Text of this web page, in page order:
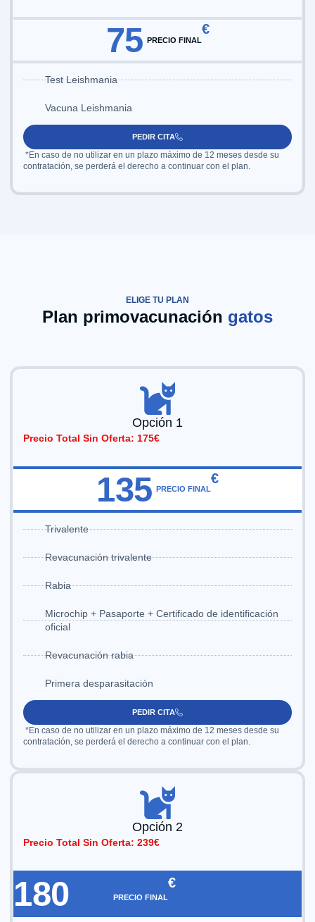
75 PRECIO FINAL
€
Test Leishmania
Vacuna Leishmania
PEDIR CITA
*En caso de no utilizar en un plazo máximo de 12 meses desde su
contratación, se perderá el derecho a continuar con el plan.
ELIGE TU PLAN
Plan primovacunación gatos
Opción 1
Precio Total Sin Oferta: 175€
135 PRECIO FINAL
€
Trivalente
Revacunación trivalente
Rabia
Microchip + Pasaporte + Certificado de identificación
oficial
Revacunación rabia
Primera desparasitación
PEDIR CITA
*En caso de no utilizar en un plazo máximo de 12 meses desde su
contratación, se perderá el derecho a continuar con el plan.
Opción 2
Precio Total Sin Oferta: 239€
180 PRECIO FINAL
€